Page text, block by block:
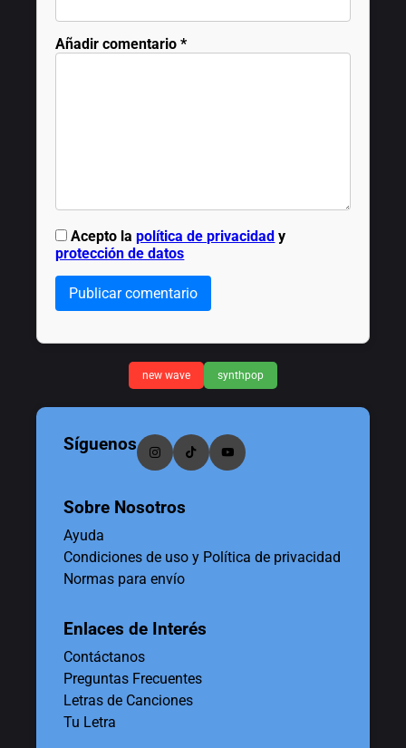
Añadir comentario *
Acepto lapolítica de privacidad y
protección de datos
Publicar comentario
new wave synthpop
Síguenos
Sobre Nosotros
Ayuda
Condiciones de uso y Política de privacidad
Normas para envío
Enlaces de Interés
Contáctanos
Preguntas Frecuentes
Letras de Canciones
Tu Letra